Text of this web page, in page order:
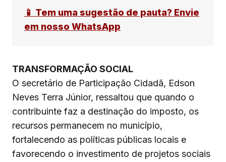
📱 Tem uma sugestão de pauta? Envie
em nosso WhatsApp
TRANSFORMAÇÃO SOCIAL
O secretário de Participação Cidadã, Edson
Neves Terra Júnior, ressaltou que quando o
contribuinte faz a destinação do imposto, os
recursos permanecem no município,
fortalecendo as políticas públicas locais e
favorecendo o investimento de projetos sociais